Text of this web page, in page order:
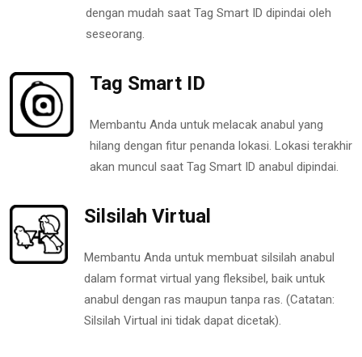
dengan mudah saat Tag Smart ID dipindai oleh
seseorang.
Tag Smart ID
Membantu Anda untuk melacak anabul yang
hilang dengan fitur penanda lokasi. Lokasi terakhir
akan muncul saat Tag Smart ID anabul dipindai.
Silsilah Virtual
Membantu Anda untuk membuat silsilah anabul
dalam format virtual yang fleksibel, baik untuk
anabul dengan ras maupun tanpa ras. (Catatan:
Silsilah Virtual ini tidak dapat dicetak).